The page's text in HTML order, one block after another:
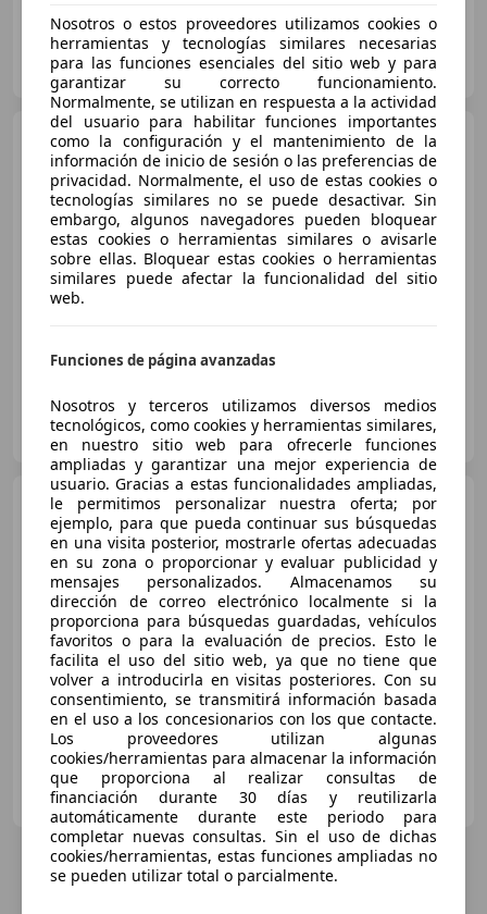
FLEXICAR PAMPLONA - Etxabakoitz
ES-31009 Pamplona
Peugeot 5008Allure
BlueHDi 96kW (130CV) S&S EAT8
€ 16.890
Preciojusto
GB CARS SPAIN
ES-03203 ELCHE
Peugeot 50081.6 PureTech
132kW (180CV) EAT8 GT Line
€ 17.290
Sincomparación
01/2020 145.579 km Gasolina 132 kW (179 CV)
STELLANTIS & YOU BARCELONA - SANT BOI
ES-08830 SAN BOI DE LlOBREGAT
Nosotros o estos proveedores utilizamos cookies o
herramientas y tecnologías similares necesarias
para las funciones esenciales del sitio web y para
garantizar su correcto funcionamiento.
Normalmente, se utilizan en respuesta a la actividad
del usuario para habilitar funciones importantes
como la configuración y el mantenimiento de la
información de inicio de sesión o las preferencias de
privacidad. Normalmente, el uso de estas cookies o
tecnologías similares no se puede desactivar. Sin
embargo, algunos navegadores pueden bloquear
estas cookies o herramientas similares o avisarle
sobre ellas. Bloquear estas cookies o herramientas
similares puede afectar la funcionalidad del sitio
web.
Funciones de página avanzadas
Nosotros y terceros utilizamos diversos medios
tecnológicos, como cookies y herramientas similares,
en nuestro sitio web para ofrecerle funciones
ampliadas y garantizar una mejor experiencia de
usuario. Gracias a estas funcionalidades ampliadas,
le permitimos personalizar nuestra oferta; por
ejemplo, para que pueda continuar sus búsquedas
en una visita posterior, mostrarle ofertas adecuadas
en su zona o proporcionar y evaluar publicidad y
mensajes personalizados. Almacenamos su
dirección de correo electrónico localmente si la
proporciona para búsquedas guardadas, vehículos
favoritos o para la evaluación de precios. Esto le
facilita el uso del sitio web, ya que no tiene que
volver a introducirla en visitas posteriores. Con su
consentimiento, se transmitirá información basada
en el uso a los concesionarios con los que contacte.
Los proveedores utilizan algunas
cookies/herramientas para almacenar la información
que proporciona al realizar consultas de
financiación durante 30 días y reutilizarla
automáticamente durante este periodo para
completar nuevas consultas. Sin el uso de dichas
cookies/herramientas, estas funciones ampliadas no
se pueden utilizar total o parcialmente.